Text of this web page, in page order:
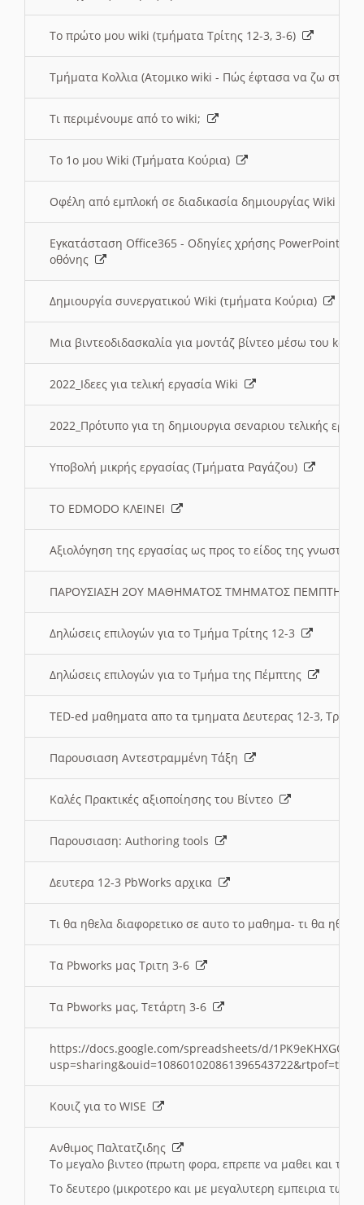
Το πρώτο μου wiki (τμήματα Τρίτης 12-3, 3-6)
Τμήματα Κολλια (Ατομικο wiki - Πώς έφτασα να ζω στην
Τι περιμένουμε από το wiki;
Το 1ο μου Wiki (Τμήματα Κούρια)
Οφέλη από εμπλοκή σε διαδικασία δημιουργίας Wiki
Εγκατάσταση Office365 - Οδηγίες χρήσης PowerPoint
οθόνης
Δημιουργία συνεργατικού Wiki (τμήματα Κούρια)
Μια βιντεοδιδασκαλία για μοντάζ βίντεο μέσω του
2022_Ιδεες για τελική εργασία Wiki
2022_Πρότυπο για τη δημιουργια σεναριου τελικής
Υποβολή μικρής εργασίας (Τμήματα Ραγάζου)
ΤΟ EDMODO ΚΛΕΙΝΕΙ
Αξιολόγηση της εργασίας ως προς το είδος της
ΠΑΡΟΥΣΙΑΣΗ 2ΟΥ ΜΑΘΗΜΑΤΟΣ ΤΜΗΜΑΤΟΣ
Δηλώσεις επιλογών για το Τμήμα Τρίτης 12-3
Δηλώσεις επιλογών για το Τμήμα της Πέμπτης
TED-ed μαθηματα απο τα τμηματα Δευτερας 12-3,
Παρουσιαση Αντεστραμμένη Τάξη
Καλές Πρακτικές αξιοποίησης του Βίντεο
Παρουσιαση: Authoring tools
Δευτερα 12-3 PbWorks αρχικα
Τι θα ηθελα διαφορετικο σε αυτο το μαθημα- τι θα
Τα Pbworks μας Τριτη 3-6
Τα Pbworks μας, Τετάρτη 3-6
https://docs.google.com/spreadsheets/d/
Κουιζ για το WISE
Ανθιμος Παλτατζιδης
Το μεγαλο βιντεο (πρωτη φορα, επρεπε να μαθει και το
Το δευτερο (μικροτερο και με μεγαλυτερη εμπειρια